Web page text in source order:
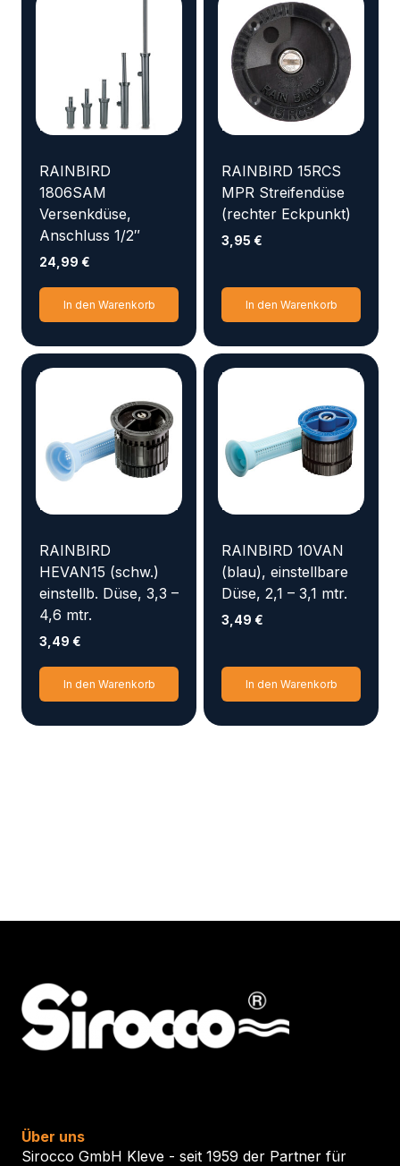
RAINBIRD
1806SAM
Versenkdüse,
Anschluss 1/2″
24,99 €
In den Warenkorb
RAINBIRD 15RCS
MPR Streifendüse
(rechter Eckpunkt)
3,95 €
In den Warenkorb
RAINBIRD
HEVAN15 (schw.)
einstellb. Düse, 3,3 –
4,6 mtr.
3,49 €
In den Warenkorb
RAINBIRD 10VAN
(blau), einstellbare
Düse, 2,1 – 3,1 mtr.
3,49 €
In den Warenkorb
Über uns
Sirocco GmbH Kleve - seit 1959 der Partner für